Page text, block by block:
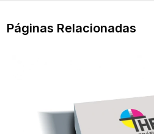
Páginas Relacionadas